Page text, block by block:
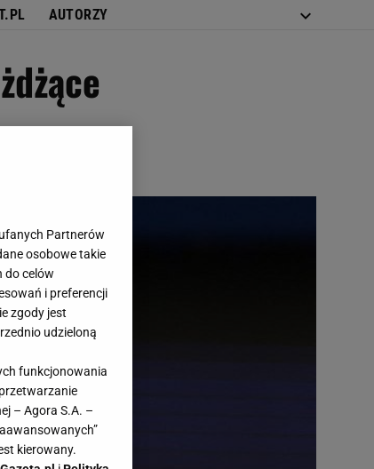
AUTORZY
Partnerów
osobowe takie
do celów
i preferencji
zgody jest
udzieloną
funkcjonowania
– Agora S.A. –
kierowany.